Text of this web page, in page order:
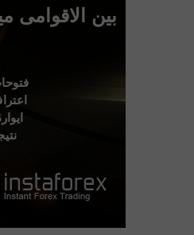
بین الاقوامی